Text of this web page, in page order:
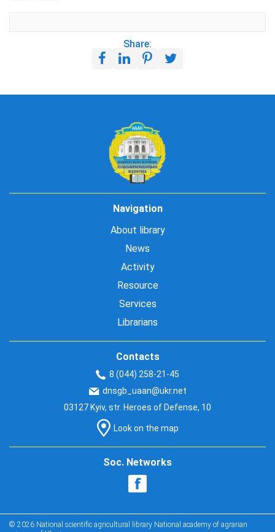
Share:
Navigation
About library
News
Activity
Resource
Services
Librarians
Contacts
8 (044) 258-21-45
dnsgb_uaan@ukr.net
03127 Kyiv, str. Heroes of Defense, 10
Look on the map
Soc. Networks
© 2026 National scientific agricultural library National academy of agrarian